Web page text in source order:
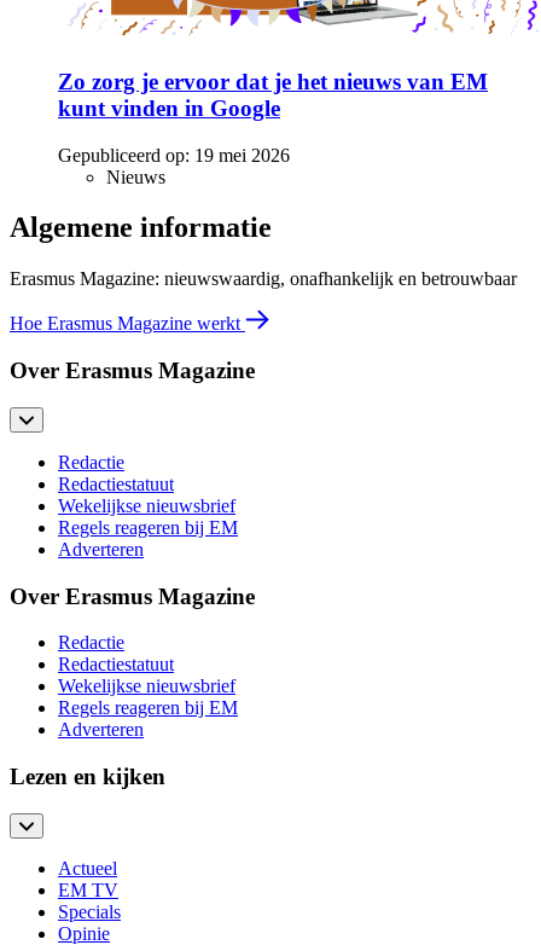
Zo zorg je ervoor dat je het nieuws van EM
kunt vinden in Google
Gepubliceerd op: 19 mei 2026
Nieuws
Algemene informatie
Erasmus Magazine: nieuwswaardig, onafhankelijk en betrouwbaar
Hoe Erasmus Magazine werkt
Over Erasmus Magazine
Redactie
Redactiestatuut
Wekelijkse nieuwsbrief
Regels reageren bij EM
Adverteren
Over Erasmus Magazine
Redactie
Redactiestatuut
Wekelijkse nieuwsbrief
Regels reageren bij EM
Adverteren
Lezen en kijken
Actueel
EM TV
Specials
Opinie